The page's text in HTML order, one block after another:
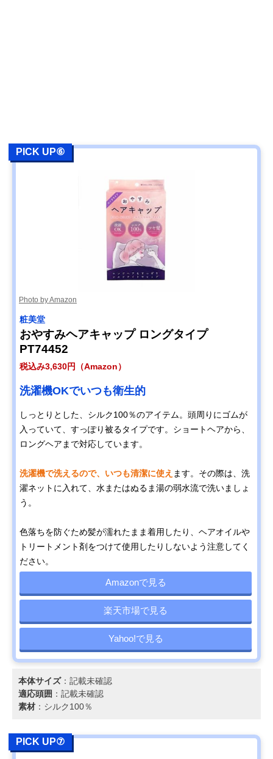
PICK UP⑥
Photo by Amazon
粧美堂
おやすみヘアキャップ ロングタイプ
PT74452
税込み3,630円（Amazon）
洗濯機OKでいつも衛生的
しっとりとした、シルク100％のアイテム。頭周りにゴムが
入っていて、すっぽり被るタイプです。ショートヘアから、
ロングヘアまで対応しています。
洗濯機で洗えるので、いつも清潔に使え ます。その際は、洗
濯ネットに入れて、水またはぬるま湯の弱水流で洗いましょ
う。
色落ちを防ぐため髪が濡れたまま着用したり、ヘアオイルや
トリートメント剤をつけて使用したりしないよう注意してく
ださい。
Amazonで見る
楽天市場で見る
Yahoo!で見る
本体サイズ：記載未確認
適応頭囲 ：記載未確認
素材 ：シルク100％
PICK UP⑦